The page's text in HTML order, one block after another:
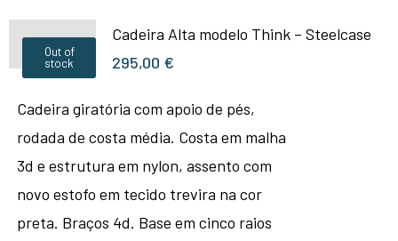
Out of
stock
Cadeira Alta modelo Think – Steelcase
295,00 €
Cadeira giratória com apoio de pés,
rodada de costa média. Costa em malha
3d e estrutura em nylon, assento com
novo estofo em tecido trevira na cor
preta. Braços 4d. Base em cinco raios